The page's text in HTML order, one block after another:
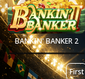
BANKIN' BANKER 2
First